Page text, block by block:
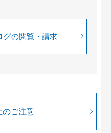
グの閲覧・請求
のご注意